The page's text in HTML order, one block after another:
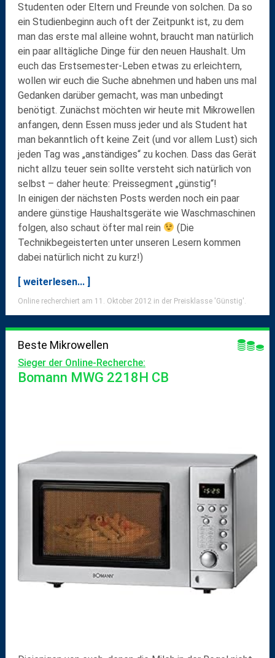
Studenten oder Eltern und Freunde von solchen. Da so
ein Studienbeginn auch oft der Zeitpunkt ist, zu dem
man das erste mal alleine wohnt, braucht man natürlich
ein paar alltägliche Dinge für den neuen Haushalt. Um
euch das Erstsemester-Leben etwas zu erleichtern,
wollen wir euch die Suche abnehmen und haben uns mal
Gedanken darüber gemacht, was man unbedingt
benötigt. Zunächst möchten wir heute mit Mikrowellen
anfangen, denn Essen muss jeder und als Student hat
man bekanntlich oft keine Zeit (und vor allem Lust) sich
jeden Tag was „anständiges“ zu kochen. Dass das Gerät
nicht allzu teuer sein sollte versteht sich natürlich von
selbst – daher heute: Preissegment „günstig“!
In einigen der nächsten Posts werden noch ein paar
andere günstige Haushaltsgeräte wie Waschmaschinen
folgen, also schaut öfter mal rein
(Die
Technikbegeisterten unter unseren Lesern kommen
dabei natürlich nicht zu kurz!)
[ weiterlesen... ]
Online recherchiert am 11. Oktober 2012 in der Preisklasse 'Günstig'.
Beste Mikrowellen
Sieger der Online-Recherche:
Bomann MWG 2218H CB